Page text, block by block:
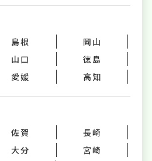
島根
岡山
山口
徳島
愛媛 高知
佐賀
長崎
大分
宮崎